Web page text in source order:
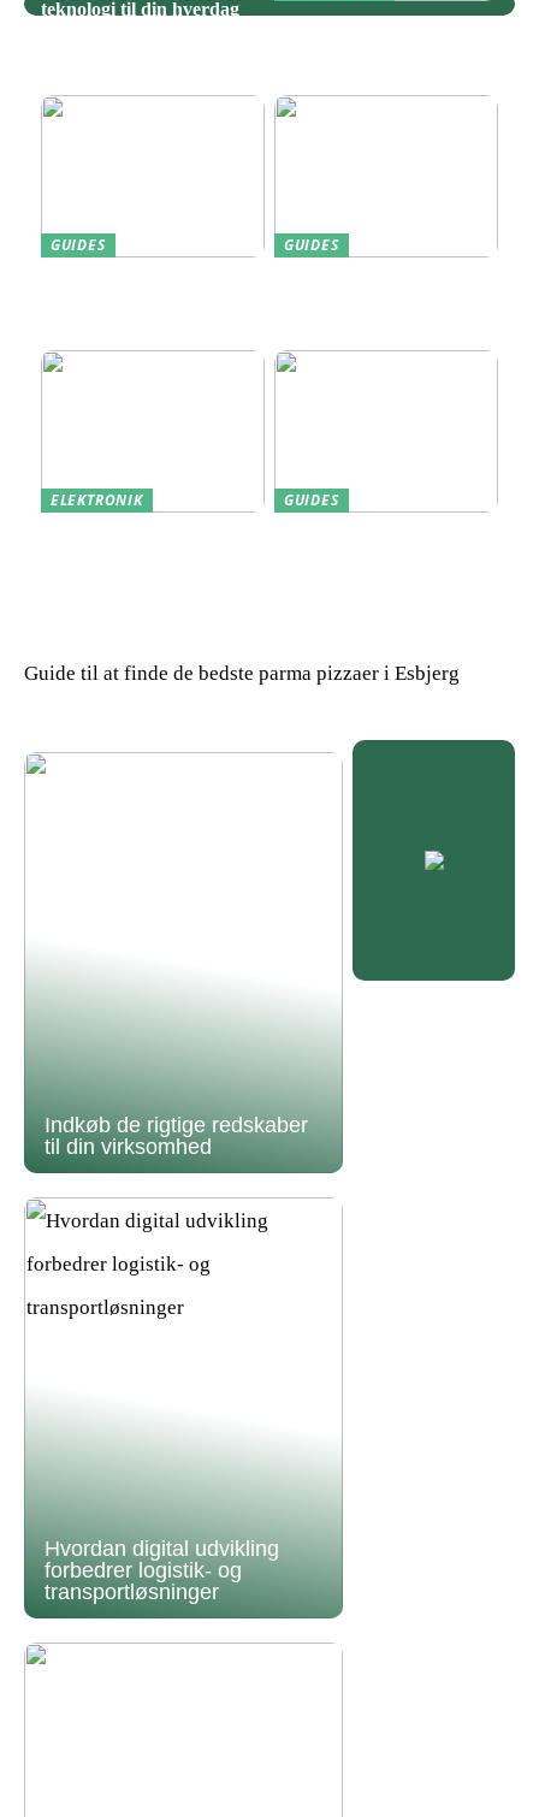
teknologi til din hverdag
GUIDES
GUIDES
ELEKTRONIK
GUIDES
Guide til at finde de bedste parma pizzaer i Esbjerg
Indkøb de rigtige redskaber
til din virksomhed
Hvordan digital udvikling
forbedrer logistik- og
transportløsninger